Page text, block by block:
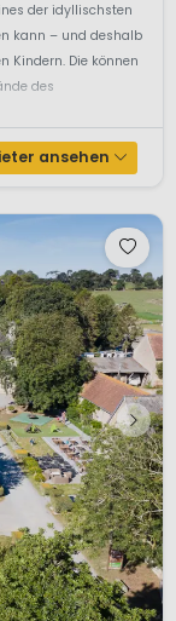
der idyllischsten
kann – und deshalb
Kindern. Die können
des
ansehen